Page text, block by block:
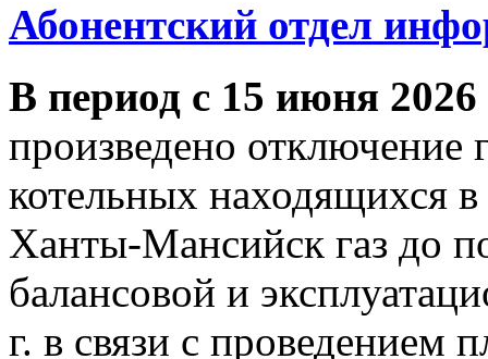
Абонентский отдел
В период с 15 июня
произведено отключение
котельных находящихся
Ханты-Мансийск газ до
балансовой и
г. в связи с проведением